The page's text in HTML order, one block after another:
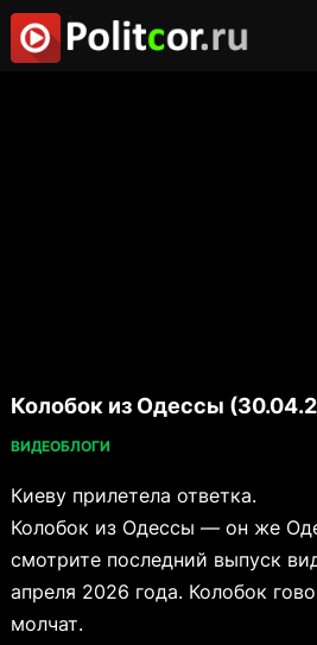
Колобок из Одессы
ВИДЕОБЛОГИ
Киеву прилетела ответка.
Колобок из Одессы — он же
смотрите последний выпуск
апреля 2026 года. Колобок
молчат.